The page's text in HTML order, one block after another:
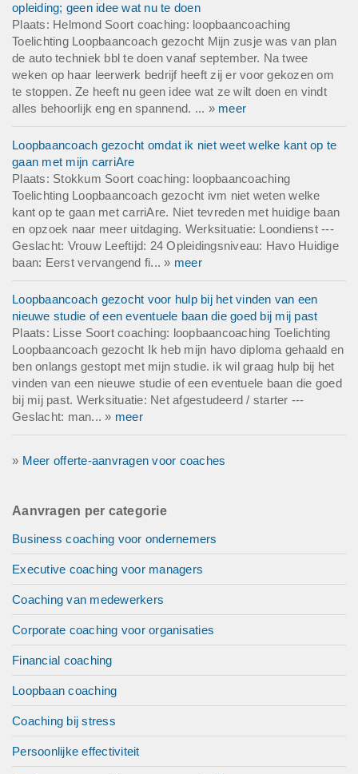
opleiding; geen idee wat nu te doen
Plaats: Helmond Soort coaching: loopbaancoaching
Toelichting Loopbaancoach gezocht Mijn zusje was van plan
de auto techniek bbl te doen vanaf september. Na twee
weken op haar leerwerk bedrijf heeft zij er voor gekozen om
te stoppen. Ze heeft nu geen idee wat ze wilt doen en vindt
alles behoorlijk eng en spannend. ... » meer
Loopbaancoach gezocht omdat ik niet weet welke kant op te
gaan met mijn carriAre
Plaats: Stokkum Soort coaching: loopbaancoaching
Toelichting Loopbaancoach gezocht ivm niet weten welke
kant op te gaan met carriAre. Niet tevreden met huidige baan
en opzoek naar meer uitdaging. Werksituatie: Loondienst ---
Geslacht: Vrouw Leeftijd: 24 Opleidingsniveau: Havo Huidige
baan: Eerst vervangend fi... » meer
Loopbaancoach gezocht voor hulp bij het vinden van een
nieuwe studie of een eventuele baan die goed bij mij past
Plaats: Lisse Soort coaching: loopbaancoaching Toelichting
Loopbaancoach gezocht Ik heb mijn havo diploma gehaald en
ben onlangs gestopt met mijn studie. ik wil graag hulp bij het
vinden van een nieuwe studie of een eventuele baan die goed
bij mij past. Werksituatie: Net afgestudeerd / starter ---
Geslacht: man... » meer
» Meer offerte-aanvragen voor coaches
Aanvragen per categorie
Business coaching voor ondernemers
Executive coaching voor managers
Coaching van medewerkers
Corporate coaching voor organisaties
Financial coaching
Loopbaan coaching
Coaching bij stress
Persoonlijke effectiviteit